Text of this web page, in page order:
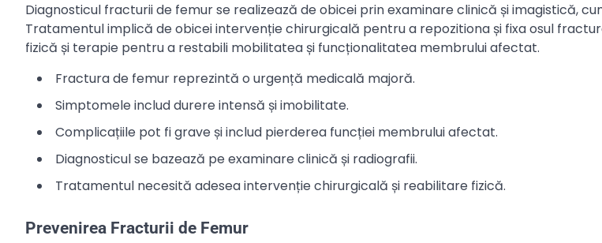
Diagnosticul fracturii de femur se realizează de obicei prin examinare clinică și imagistică,
Tratamentul implică de obicei intervenție chirurgicală pentru a repozitiona și fixa osul
fizică și terapie pentru a restabili mobilitatea și funcționalitatea membrului afectat.
Fractura de femur reprezintă o urgență medicală majoră.
Simptomele includ durere intensă și imobilitate.
Complicațiile pot fi grave și includ pierderea funcției membrului afectat.
Diagnosticul se bazează pe examinare clinică și radiografii.
Tratamentul necesită adesea intervenție chirurgicală și reabilitare fizică.
Prevenirea Fracturii de Femur